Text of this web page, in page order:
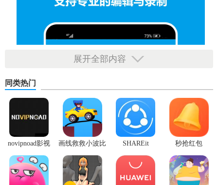
展开全部内容
同类热门
novipnoad影视
平台手机版
画线救救小波比
最新版
SHAREit
秒抢红包
app2.7.3